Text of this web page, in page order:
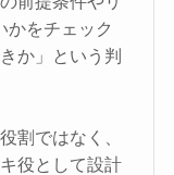
かをチェック
か」という判
割ではなく、
役として設計